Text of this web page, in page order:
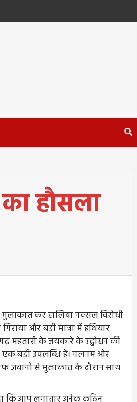
हौसला
कर हालिया नक्सल विरोधी
और बड़ी मात्रा में हथियार
महतारी के जयकारे के उद्बोधन की
एक बड़ी उपलब्धि है। गलगम और
जवानों से मुलाकात के दौरान साय